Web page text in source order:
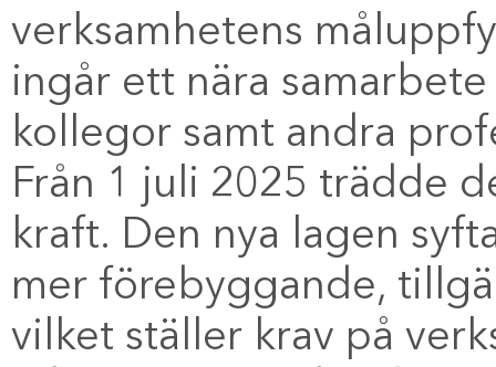
verksamhetens
ingår ett nära
kollegor samt andra
Från 1 juli 2025 trädde
kraft. Den nya lagen
mer förebyggande,
vilket ställer krav på